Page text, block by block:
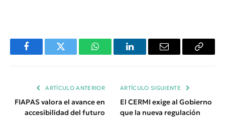
FacebookTwitter WhatsAppLinkedInEmail
Copiar
ARTÍCULO ANTERIOR
FIAPAS valora el avance en
accesibilidad del futuro
ARTÍCULO SIGUIENTE
El CERMI exige al Gobierno
que la nueva regulación